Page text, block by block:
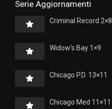
Serie Aggiornamenti
Criminal Record 2×8
Widow’s Bay 1×9
Chicago P.D. 13×11
Chicago Med 11×11